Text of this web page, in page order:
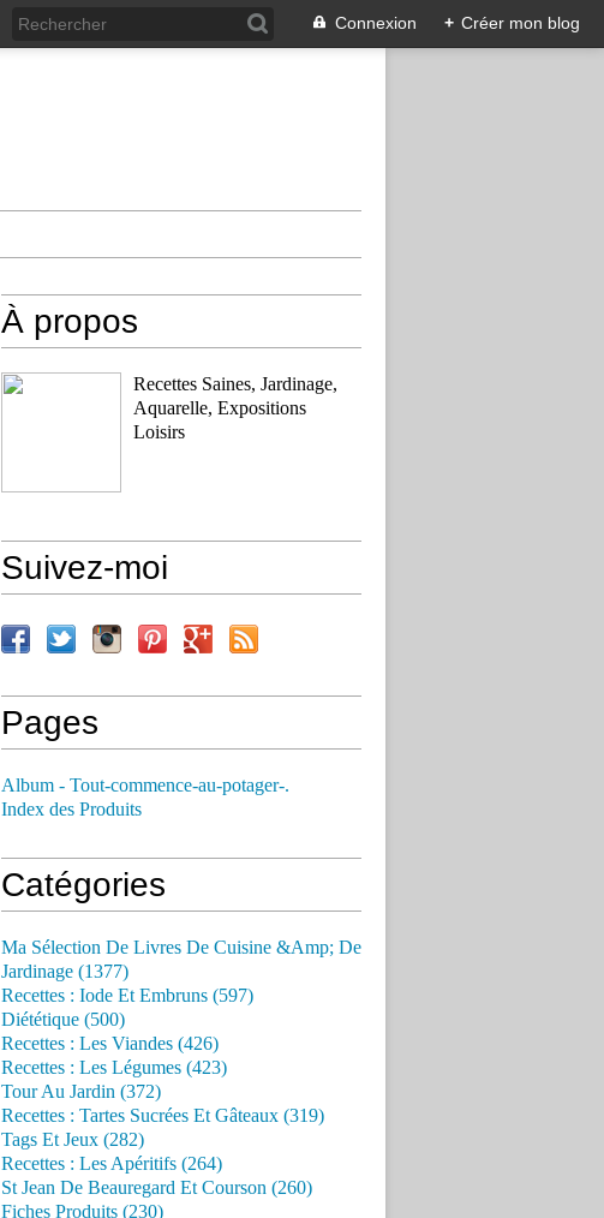
Connexion + Créer mon blog
À propos
Recettes Saines, Jardinage,
Aquarelle, Expositions
Loisirs
Suivez-moi
Pages
Album - Tout-commence-au-potager-.
Index des Produits
Catégories
Ma Sélection De Livres De Cuisine &Amp; De
Jardinage (1377)
Recettes : Iode Et Embruns (597)
Diététique (500)
Recettes : Les Viandes (426)
Recettes : Les Légumes (423)
Tour Au Jardin (372)
Recettes : Tartes Sucrées Et Gâteaux (319)
Tags Et Jeux (282)
Recettes : Les Apéritifs (264)
St Jean De Beauregard Et Courson (260)
Fiches Produits (230)